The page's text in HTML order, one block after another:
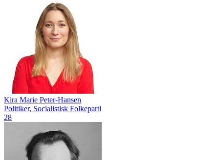
Kira Marie Peter-Hansen
Politiker, Socialistisk Folkeparti
28